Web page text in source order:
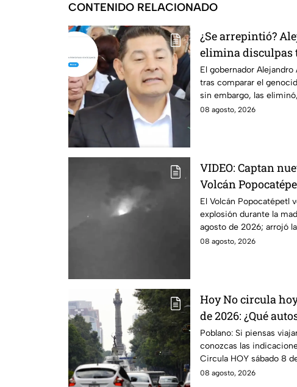
CONTENIDO RELACIONADO
¿Se arrepintió?
elimina disculpas
genocidio
Morena calla
El gobernador
tras comparar el
sin embargo, las
críticas.
08 agosto, 2026
VIDEO: Captan
Volcán
El Volcán Popocatépetl
explosión durante la
agosto de 2026; arrojó
caliente.
08 agosto, 2026
Hoy No circula
de 2026: ¿Qué
CDMX y EdoMex?
Poblano: Si piensas
conozcas las
Circula HOY sábado 8
CDMX y EdoMex.
08 agosto, 2026